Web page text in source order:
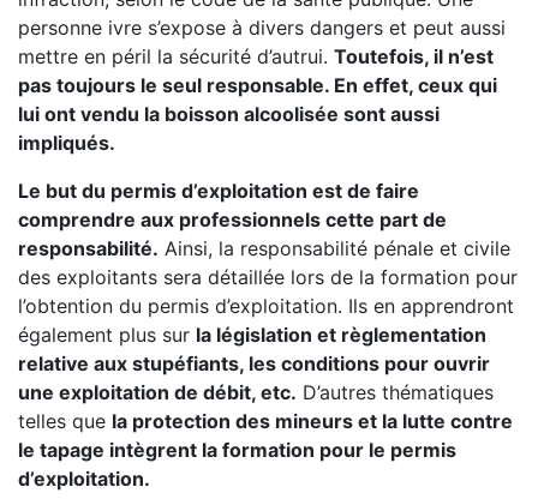
personne ivre s’expose à divers dangers et peut aussi
mettre en péril la sécurité d’autrui. Toutefois, il n’est
pas toujours le seul responsable. En effet, ceux qui
lui ont vendu la boisson alcoolisée sont aussi
impliqués.
Le but du permis d’exploitation est de faire
comprendre aux professionnels cette part de
responsabilité. Ainsi, la responsabilité pénale et civile
des exploitants sera détaillée lors de la formation pour
l’obtention du permis d’exploitation. Ils en apprendront
également plus sur la législation et règlementation
relative aux stupéfiants, les conditions pour ouvrir
une exploitation de débit, etc. D’autres thématiques
telles que la protection des mineurs et la lutte contre
le tapage intègrent la formation pour le permis
d’exploitation.